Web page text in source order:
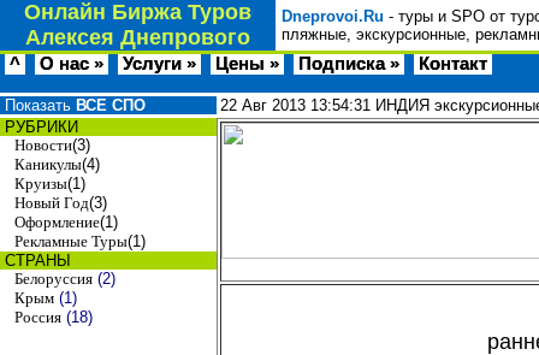
Онлайн Биржа Туров
Алексея Днепрового
Dneprovoi.Ru - туры и SPO от
пляжные, экскурсионные,
^ О нас » Услуги » Цены » Подписка » Контакт
Показать ВСЕ СПО
РУБРИКИ
Новости(3)
Каникулы(4)
Круизы(1)
Новый Год(3)
Оформление(1)
Рекламные Туры(1)
СТРАНЫ
Белоруссия (2)
Крым (1)
Россия (18)
22 Авг 2013 13:54:31 ИНДИЯ